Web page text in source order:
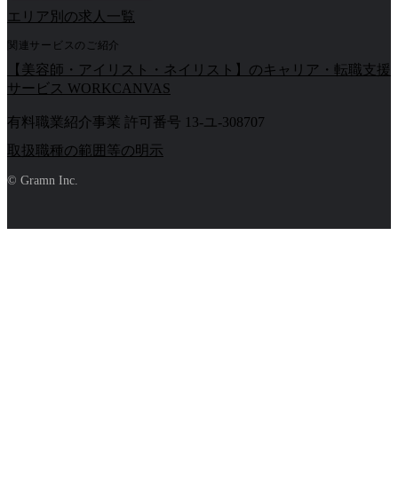
エリア別の求人一覧
関連サービスのご紹介
【美容師・アイリスト・ネイリスト】のキャリア・転職支援
サービス WORKCANVAS
有料職業紹介事業 許可番号 13-ユ-308707
取扱職種の範囲等の明示
© Gramn Inc.